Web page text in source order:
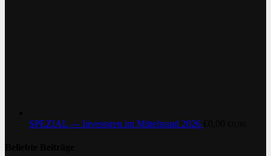
SPEZIAL — Investoren im Mittelstand 2026